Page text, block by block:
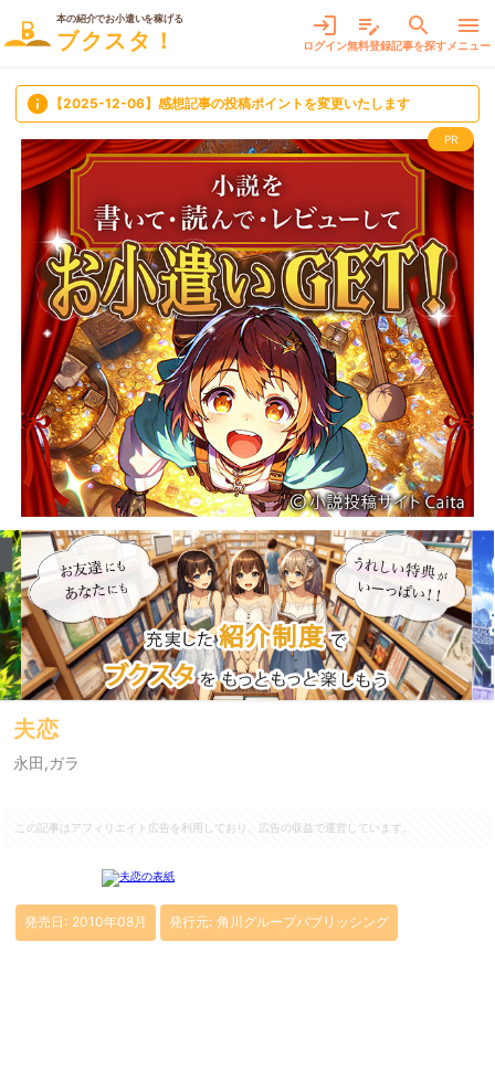
本の紹介でお小遣いを稼げる
ブクスタ！
login
ログイン
edit_note
無料登録
search
記事を探す
menu
メニュー
info 【2025-12-06】感想記事の投稿ポイントを変更いたします
PR
夫恋
永田,ガラ
この記事はアフィリエイト広告を利用しており、広告の収益で運営しています。
発売日: 2010年08月 発行元: 角川グループパブリッシング